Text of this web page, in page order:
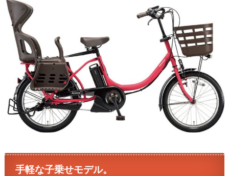
手軽な子乗せモデル。